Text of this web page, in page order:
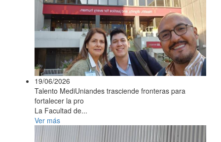
19/06/2026
Talento MediUniandes trasciende fronteras para
fortalecer la pro
La Facultad de...
Ver más